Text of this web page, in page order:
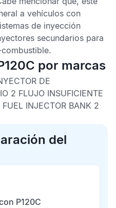
a vehículos con
de inyección
secundarios para
por marcas
DE
2 FLUJO INSUFICIENTE
INJECTOR BANK 2
del
P120C